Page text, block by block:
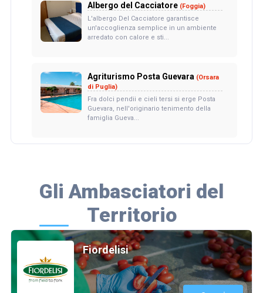
Albergo del Cacciatore (Foggia)
L'albergo Del Cacciatore garantisce
un'accoglienza semplice in un ambiente
arredato con calore e sti...
Agriturismo Posta Guevara (Orsara
di Puglia)
Fra dolci pendii e cieli tersi si erge Posta
Guevara, nell'originario tenimento della
famiglia Gueva...
Gli Ambasciatori del
Territorio
Fiordelisi